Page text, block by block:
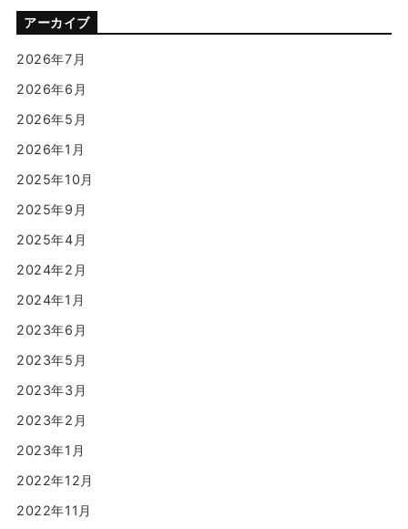
アーカイブ
2026年7月
2026年6月
2026年5月
2026年1月
2025年10月
2025年9月
2025年4月
2024年2月
2024年1月
2023年6月
2023年5月
2023年3月
2023年2月
2023年1月
2022年12月
2022年11月